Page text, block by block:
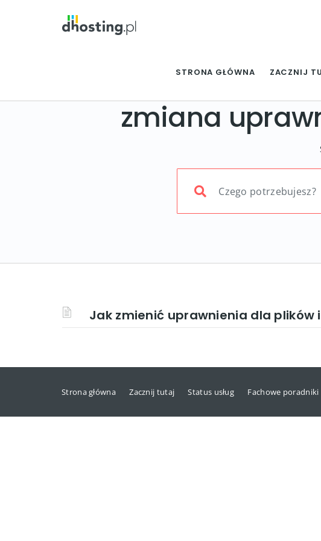
STRONA GŁÓWNA ZACZNIJ
zmiana
Jak zmienić uprawnienia dla plików
Strona główna Zacznij tutaj Status usług Fachowe poradniki